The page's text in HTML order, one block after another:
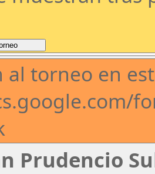
al torneo en
Prudencio